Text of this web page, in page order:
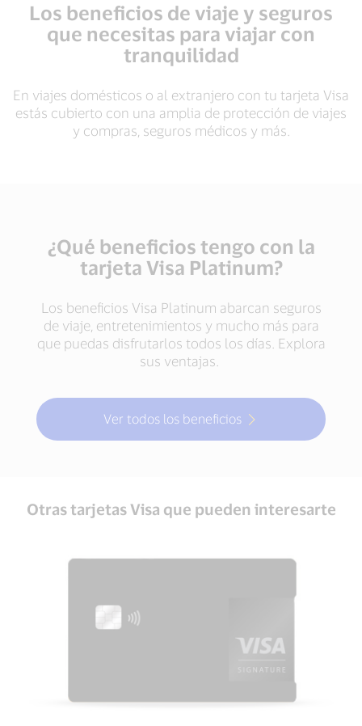
Los beneficios de viaje y seguros
que necesitas para viajar con
tranquilidad
En viajes domésticos o al extranjero con tu tarjeta Visa
estás cubierto con una amplia de protección de viajes
y compras, seguros médicos y más.
¿Qué beneficios tengo con la
tarjeta Visa Platinum?
Los beneficios Visa Platinum abarcan seguros
de viaje, entretenimientos y mucho más para
que puedas disfrutarlos todos los días. Explora
sus ventajas.
Ver todos los beneficios
Otras tarjetas Visa que pueden interesarte